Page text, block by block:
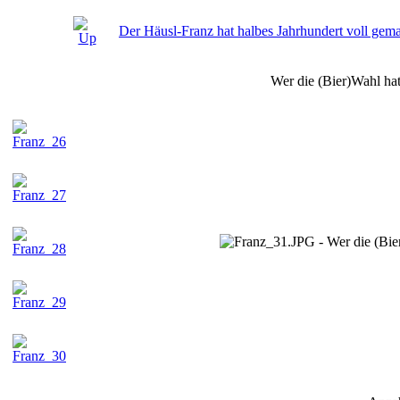
Der Häusl-Franz hat halbes Jahrhundert voll
Wer die (Bier)Wahl